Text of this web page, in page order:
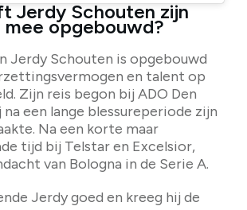
Jerdy Schouten zijn
opgebouwd?
Jerdy Schouten is opgebouwd
en talent op
Zijn reis begon bij ADO Den
na een lange blessureperiode zijn
Na een korte maar
tijd bij Telstar en Excelsior,
van Bologna in de Serie A.
Jerdy goed en kreeg hij de